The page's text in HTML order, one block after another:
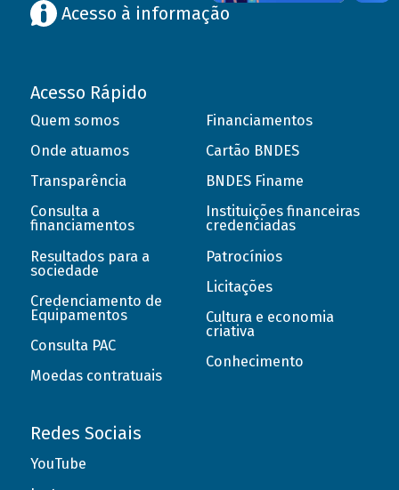
Acesso à informação
Acesso Rápido
Quem somos
Onde atuamos
Transparência
Consulta a
financiamentos
Resultados para a
sociedade
Credenciamento de
Equipamentos
Consulta PAC
Moedas contratuais
Financiamentos
Cartão BNDES
BNDES Finame
Instituições financeiras
credenciadas
Patrocínios
Licitações
Cultura e economia
criativa
Conhecimento
Redes Sociais
YouTube